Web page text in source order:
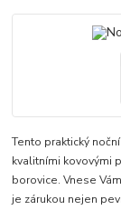
Tento praktický
kvalitními kovovými
borovice. Vnese
je zárukou nejen